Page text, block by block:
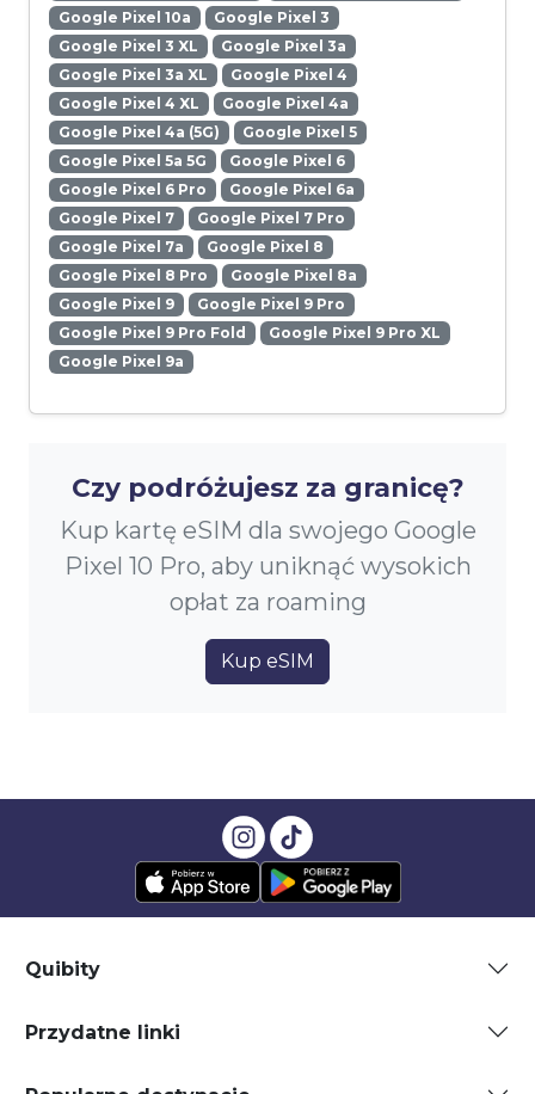
Google Pixel 10a
Google Pixel 3
Google Pixel 3 XL
Google Pixel 3a
Google Pixel 3a XL
Google Pixel 4
Google Pixel 4 XL
Google Pixel 4a
Google Pixel 4a (5G)
Google Pixel 5
Google Pixel 5a 5G
Google Pixel 6
Google Pixel 6 Pro
Google Pixel 6a
Google Pixel 7
Google Pixel 7 Pro
Google Pixel 7a
Google Pixel 8
Google Pixel 8 Pro
Google Pixel 8a
Google Pixel 9
Google Pixel 9 Pro
Google Pixel 9 Pro Fold
Google Pixel 9 Pro XL
Google Pixel 9a
Czy podróżujesz za granicę?
Kup kartę eSIM dla swojego Google
Pixel 10 Pro, aby uniknąć wysokich
opłat za roaming
Kup eSIM
Quibity
Przydatne linki